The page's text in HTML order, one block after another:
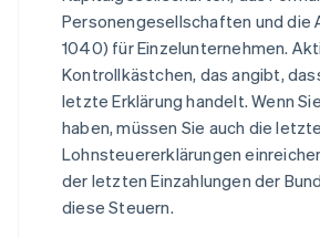
Personengesellschaften und die
1040) für Einzelunternehmen.
Kontrollkästchen, das angibt,
letzte Erklärung handelt. Wenn
haben, müssen Sie auch die
Lohnsteuererklärungen
der letzten Einzahlungen der
diese Steuern.